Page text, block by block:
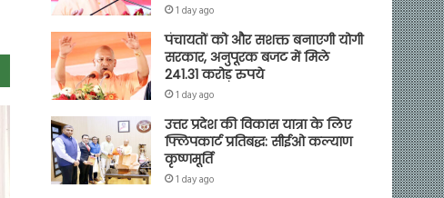
1 day ago
पंचायतों को और सशक्त बनाएगी योगी
सरकार, अनुपूरक बजट में मिले
241.31 करोड़ रुपये
1 day ago
उत्तर प्रदेश की विकास यात्रा के लिए
फ्लिपकार्ट प्रतिबद्ध: सीईओ कल्याण
कृष्णमूर्ति
1 day ago